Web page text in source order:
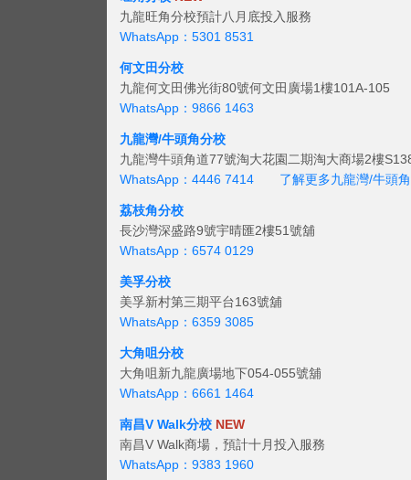
九龍旺角分校預計八月底投入服務
WhatsApp：5301 8531
何文田分校
九龍何文田佛光街80號何文田廣場1樓101A-105
WhatsApp：9866 1463
九龍灣/牛頭角分校
九龍灣牛頭角道77號淘大花園二期淘大商場2樓
WhatsApp：4446 7414
了解更多九龍灣/牛頭
荔枝角分校
長沙灣深盛路9號宇晴匯2樓51號舖
WhatsApp：6574 0129
美孚分校
美孚新村第三期平台163號舖
WhatsApp：6359 3085
大角咀分校
大角咀新九龍廣場地下054-055號舖
WhatsApp：6661 1464
南昌V Walk分校 NEW
南昌V Walk商場，預計十月投入服務
WhatsApp：9383 1960